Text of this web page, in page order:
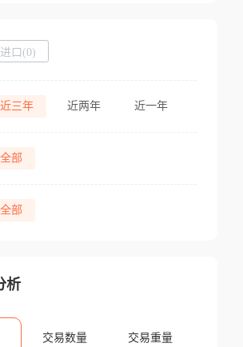
进口(0)
近三年 近两年 近一年
全部
全部
析
交易数量 交易重量